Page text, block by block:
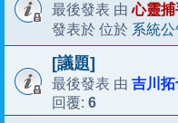
最後發表 由心靈捕
發表於 位於 系統
[議題]
最後發表 由 吉川拓
回覆: 6